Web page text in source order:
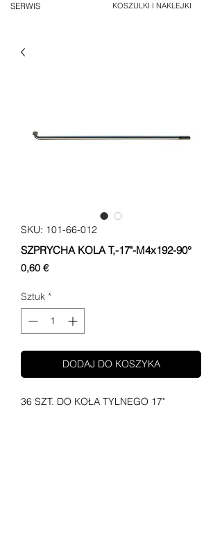
SERWIS KOSZULKI I NAKLEJKI
SKU: 101-66-012
SZPRYCHA KOLA T,-17"-M4x192-90°
0,60 €Cena
Sztuk *
DODAJ DO KOSZYKA
36 SZT. DO KOŁA TYLNEGO 17"